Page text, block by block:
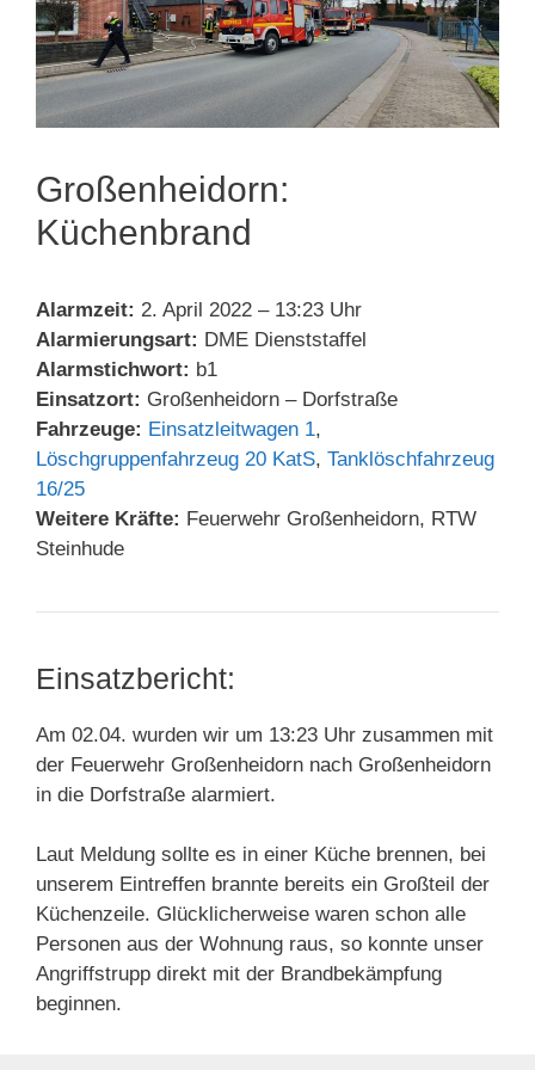
Großenheidorn:
Küchenbrand
Alarmzeit: 2. April 2022 – 13:23 Uhr
Alarmierungsart: DME Dienststaffel
Alarmstichwort: b1
Einsatzort: Großenheidorn – Dorfstraße
Fahrzeuge: Einsatzleitwagen 1,
Löschgruppenfahrzeug 20 KatS, Tanklöschfahrzeug
16/25
Weitere Kräfte: Feuerwehr Großenheidorn, RTW
Steinhude
Einsatzbericht:
Am 02.04. wurden wir um 13:23 Uhr zusammen mit
der Feuerwehr Großenheidorn nach Großenheidorn
in die Dorfstraße alarmiert.
Laut Meldung sollte es in einer Küche brennen, bei
unserem Eintreffen brannte bereits ein Großteil der
Küchenzeile. Glücklicherweise waren schon alle
Personen aus der Wohnung raus, so konnte unser
Angriffstrupp direkt mit der Brandbekämpfung
beginnen.